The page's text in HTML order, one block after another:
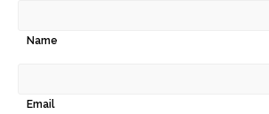
Name
Email